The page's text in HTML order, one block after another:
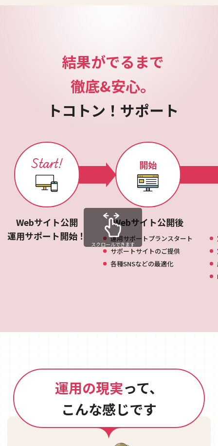
結果がでるまで
徹底&安心。
トコトン！サポート
Start!
Webサイト公開
運用サポート開始！
開始
Webサイト公開後
運用サポートプランスタート
サポートサイトのご提供
各種SNSなどの最適化
スクロールできます
運用の現実って、
こんな感じです